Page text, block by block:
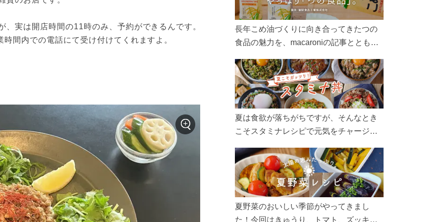
実は開店時間の11時のみ、予約ができるんです。
間内での電話にて受け付けてくれますよ。
長年こめ油づくりに向き合ってきたつの
食品の魅力を、macaroniの記事とともに
ん、製造現場や品質へのこだわりまで。
こめ油をもっと好きになるコンテンツを
ぜひお楽しみください。
夏は食欲が落ちがちですが、そんなとき
こそスタミナレシピで元気をチャージ！
リ食べて、夏バテを吹き飛ばしましょ
う！
夏野菜のおいしい季節がやってきまし
た！今回はきゅうり、トマト、ズッキー